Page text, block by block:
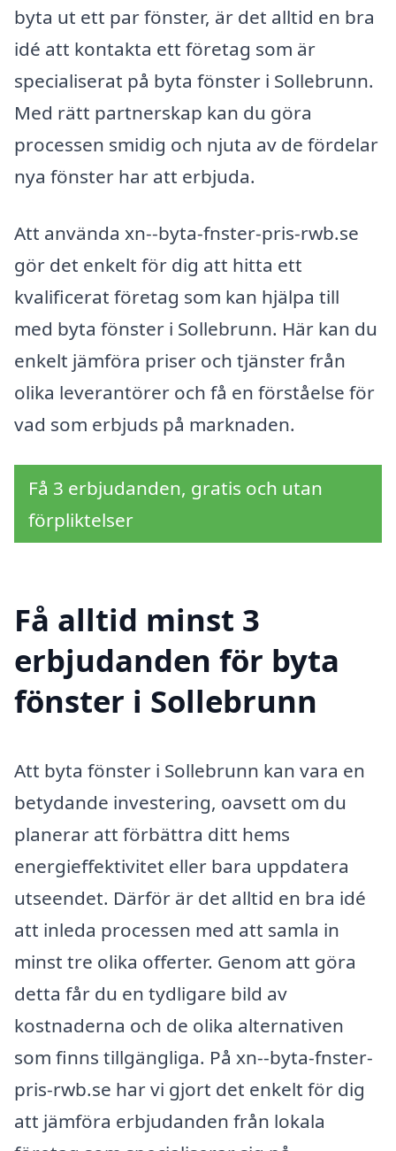
byta ut ett par fönster, är det alltid en bra
idé att kontakta ett företag som är
specialiserat på byta fönster i Sollebrunn.
Med rätt partnerskap kan du göra
processen smidig och njuta av de fördelar
nya fönster har att erbjuda.
Att använda xn--byta-fnster-pris-rwb.se
gör det enkelt för dig att hitta ett
kvalificerat företag som kan hjälpa till
med byta fönster i Sollebrunn. Här kan du
enkelt jämföra priser och tjänster från
olika leverantörer och få en förståelse för
vad som erbjuds på marknaden.
Få 3 erbjudanden, gratis och utan
förpliktelser
Få alltid minst 3
erbjudanden för byta
fönster i Sollebrunn
Att byta fönster i Sollebrunn kan vara en
betydande investering, oavsett om du
planerar att förbättra ditt hems
energieffektivitet eller bara uppdatera
utseendet. Därför är det alltid en bra idé
att inleda processen med att samla in
minst tre olika offerter. Genom att göra
detta får du en tydligare bild av
kostnaderna och de olika alternativen
som finns tillgängliga. På xn--byta-fnster-
pris-rwb.se har vi gjort det enkelt för dig
att jämföra erbjudanden från lokala